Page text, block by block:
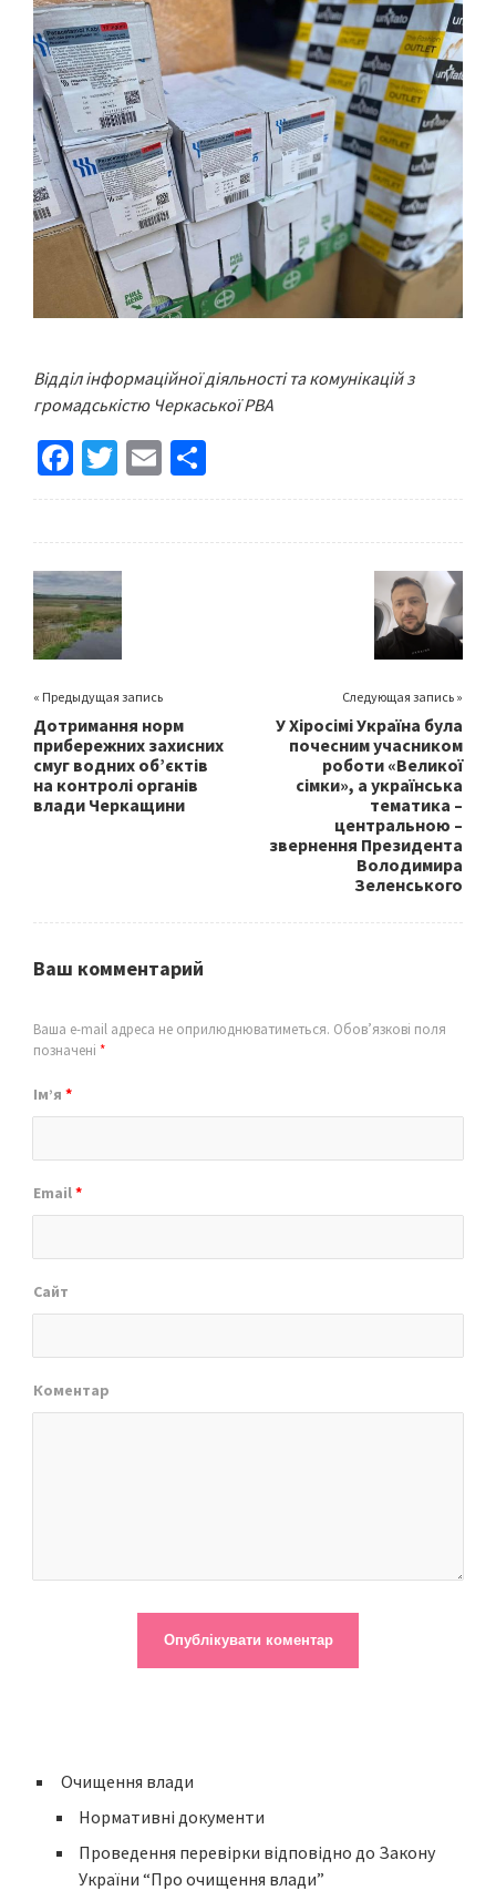
Відділ інформаційної діяльності та комунікацій з
громадськістю Черкаської РВА
Fa
ce
o
o
k
T
wi
er
E
m h
« Предыдущая запись
Дотримання норм
прибережних захисних
смуг водних об’єктів
на контролі органів
влади Черкащини
Следующая запись »
У Хіросімі Україна була
почесним учасником
роботи «Великої
сімки», а українська
тематика –
центральною –
звернення Президента
Володимира
Зеленського
Ваш комментарий
Ваша e-mail адреса не оприлюднюватиметься. Обов’язкові поля
позначені *
Ім’я *
Email*
Сайт
Коментар
Очищення влади
Нормативні документи
Проведення перевірки відповідно до Закону
України “Про очищення влади”